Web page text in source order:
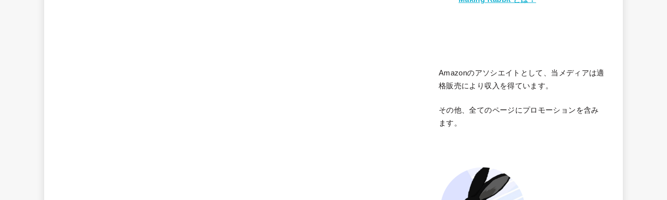
Amazonのアソシエイトとして、当メディアは適
格販売により収入を得ています。
その他、全てのページにプロモーションを含み
ます。